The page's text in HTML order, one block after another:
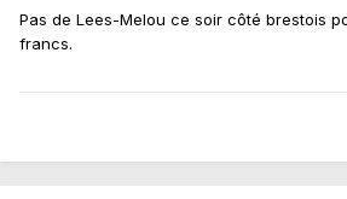
Pas de Lees-Melou ce soir côté brestois
francs.